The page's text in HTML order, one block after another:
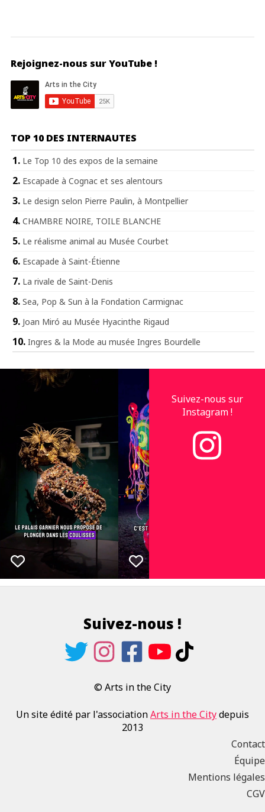
Rejoignez-nous sur YouTube !
TOP 10 DES INTERNAUTES
Le Top 10 des expos de la semaine
Escapade à Cognac et ses alentours
Le design selon Pierre Paulin, à Montpellier
CHAMBRE NOIRE, TOILE BLANCHE
Le réalisme animal au Musée Courbet
Escapade à Saint-Étienne
La rivale de Saint-Denis
Sea, Pop & Sun à la Fondation Carmignac
Joan Miró au Musée Hyacinthe Rigaud
Ingres & la Mode au musée Ingres Bourdelle
Suivez-nous sur
Instagram !
Suivez-nous !
© Arts in the City
Un site édité par l'associationArts in the Citydepuis
2013
Contact
Équipe
Mentions légales
CGV